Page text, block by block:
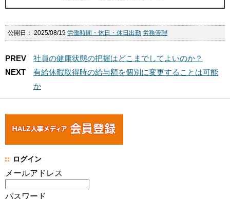
公開日： 2025/08/19 労働時間・休日・休日出勤 労務管理
PREV
社員の健康状態の把握はどこまでしてよいのか？
NEXT
有給休暇取得時の給与額を個別に変更することは可能
か
ログイン
メールアドレス
パスワード